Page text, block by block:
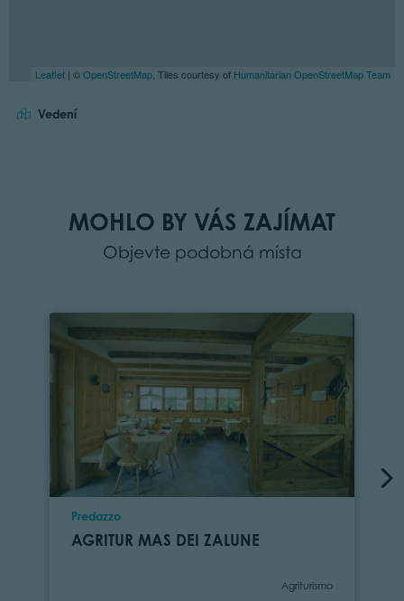
Leaflet | ©OpenStreetMap , Tiles courtesy of Humanitarian OpenStreetMap Team
Vedení
MOHLO BY VÁS ZAJÍMAT
Objevte podobná místa
Location
Predazzo
AGRITUR MAS DEI ZALUNE
Category
Agriturismo